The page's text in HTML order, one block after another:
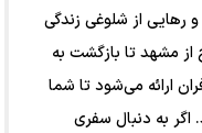
رهایی از شلوغی زندگی
مشهد تا بازگشت به
ارائه می‌شود تا شما
اگر به دنبال سفری